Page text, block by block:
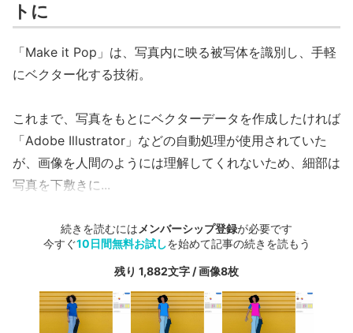
トに
「Make it Pop」は、写真内に映る被写体を識別し、手軽
にベクター化する技術。
これまで、写真をもとにベクターデータを作成したければ
「Adobe Illustrator」などの自動処理が使用されていた
が、画像を人間のようには理解してくれないため、細部は
写真を下敷きに...
続きを読むには メンバーシップ登録が必要です
今すぐ10日間無料お試しを始めて記事の続きを読もう
残り 1,882文字 / 画像8枚